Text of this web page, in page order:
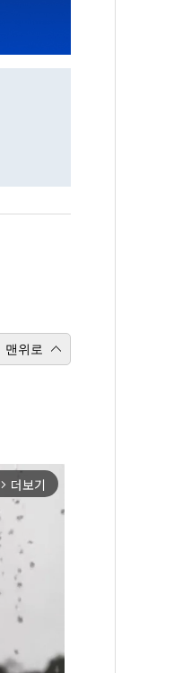
맨위로
arrow_forward_ios 더보기